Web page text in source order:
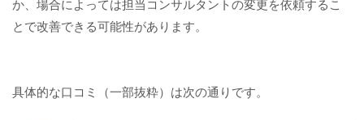
か、場合によっては担当コンサルタントの変更を依頼するこ
とで改善できる可能性があります。
具体的な口コミ（一部抜粋）は次の通りです。